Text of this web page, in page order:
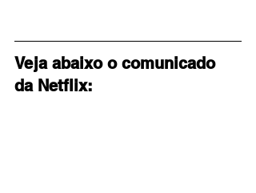
Veja abaixo o comunicado
da Netflix: